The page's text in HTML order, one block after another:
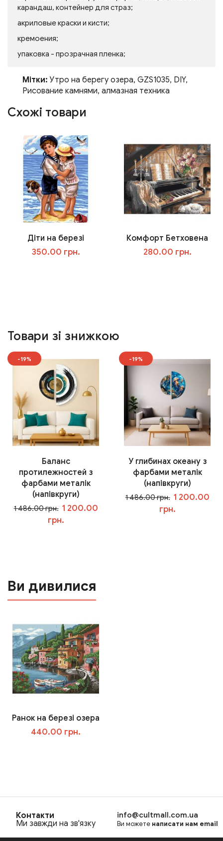
карандаш, контейнер для страз;
акриловые краски и кисти;
кремоения;
упаковка - прозрачная пленка;
Мітки: Утро на берегу озера, GZS1035, DIY,
Рисование камнями, алмазная техника
Схожі товари
Діти на березі
350.00 грн.
Комфорт Бетховена
280.00 грн.
Товари зі знижкою
-19%
Баланс
протилежностей з
фарбами металік
(напівкруги)
1 486.00 грн. 1 200.00
грн.
-19%
У глибинах океану з
фарбами металік
(напівкруги)
1 486.00 грн. 1 200.00
грн.
Ви дивилися
Ранок на березі озера
440.00 грн.
Контакти
Ми завжди на зв'язку
info@cultmall.com.ua
Ви можете написати нам email